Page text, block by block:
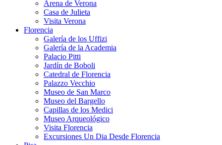
Arena de Verona
Casa de Julieta
Visita Verona
Florencia
Galería de los Uffizi
Galería de la Academia
Palacio Pitti
Jardín de Boboli
Catedral de Florencia
Palazzo Vecchio
Museo de San Marco
Museo del Bargello
Capillas de los Medici
Museo Arqueológico
Visita Florencia
Excursiones Un Dia Desde Florencia